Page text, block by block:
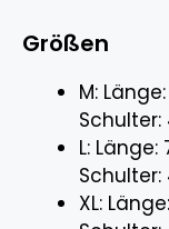
Größen
M:
Schulter:
L:
XL: